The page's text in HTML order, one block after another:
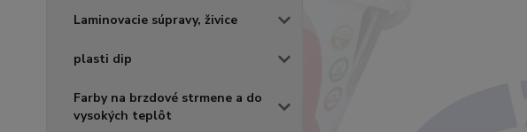
Laminovacie súpravy, živice
plasti dip
Farby na brzdové strmene a do
vysokých teplôt